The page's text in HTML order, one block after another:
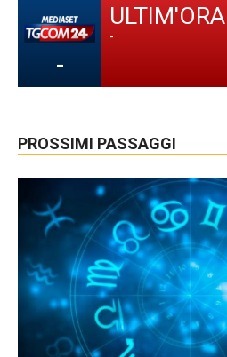
-
ULTIM'ORA
-
PROSSIMI PASSAGGI